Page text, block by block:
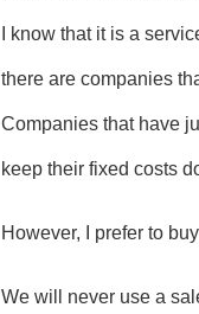
I know that it is a
there are companies
Companies that have
keep their fixed costs
However, I prefer to
We will never use a